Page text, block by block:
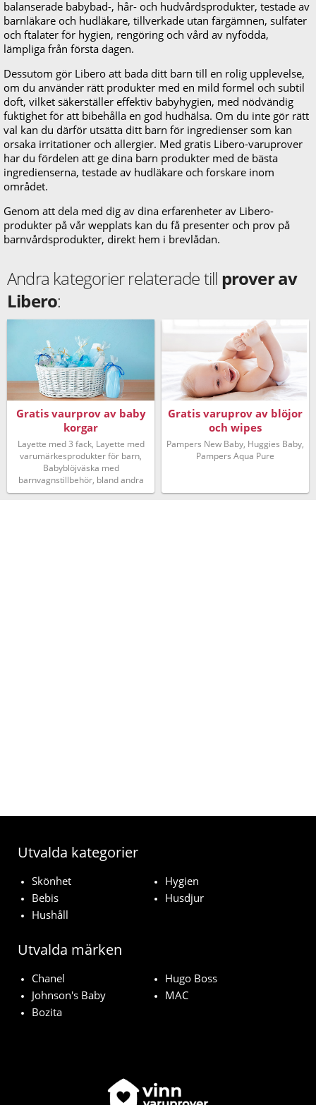
balanserade babybad-, hår- och hudvårdsprodukter, testade av
barnläkare och hudläkare, tillverkade utan färgämnen, sulfater
och ftalater för hygien, rengöring och vård av nyfödda,
lämpliga från första dagen.
Dessutom gör Libero att bada ditt barn till en rolig upplevelse,
om du använder rätt produkter med en mild formel och subtil
doft, vilket säkerställer effektiv babyhygien, med nödvändig
fuktighet för att bibehålla en god hudhälsa. Om du inte gör rätt
val kan du därför utsätta ditt barn för ingredienser som kan
orsaka irritationer och allergier. Med gratis Libero-varuprover
har du fördelen att ge dina barn produkter med de bästa
ingredienserna, testade av hudläkare och forskare inom
området.
Genom att dela med dig av dina erfarenheter av Libero-
produkter på vår wepplats kan du få presenter och prov på
barnvårdsprodukter, direkt hem i brevlådan.
Andra kategorier relaterade till prover av
Libero:
Gratis vaurprov av baby
korgar
Layette med 3 fack, Layette med
varumärkesprodukter för barn,
Babyblöjväska med
barnvagnstillbehör, bland andra
Gratis varuprov av blöjor
och wipes
Pampers New Baby, Huggies Baby,
Pampers Aqua Pure
Utvalda kategorier
Skönhet
Hygien
Bebis
Husdjur
Hushåll
Utvalda märken
Chanel
Hugo Boss
Johnson's Baby
MAC
Bozita